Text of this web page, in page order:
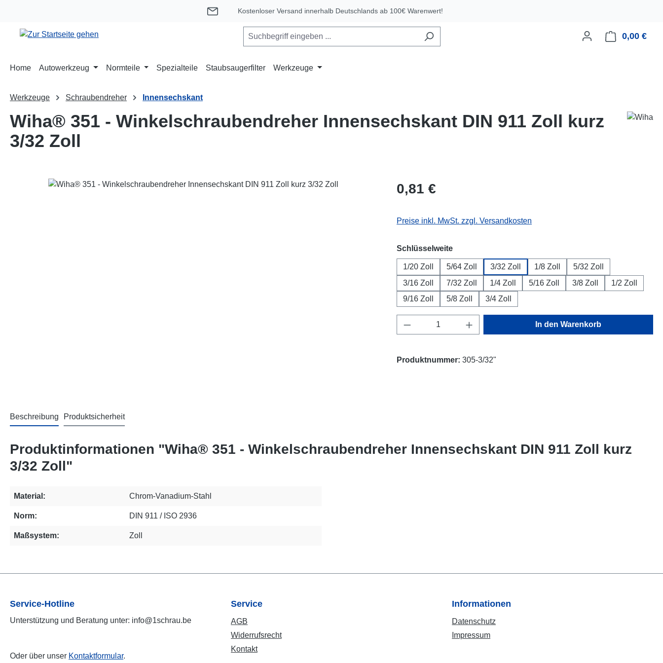
Kostenloser Versand innerhalb Deutschlands ab 100€ Warenwert!
0,00 €
Home Autowerkzeug Normteile Spezialteile Staubsaugerfilter Werkzeuge
Werkzeuge Schraubendreher Innensechskant
Wiha® 351 - Winkelschraubendreher Innensechskant DIN 911 Zoll kurz
3/32 Zoll
Bildergalerie überspringen Regulärer Preis:
0,81 €
Preise inkl. MwSt. zzgl. Versandkosten
Schlüsselweiteauswählen
1/20 Zoll 5/64 Zoll 3/32 Zoll 1/8 Zoll
5/32 Zoll
3/16 Zoll
7/32 Zoll 1/4 Zoll 5/16 Zoll 3/8 Zoll
1/2 Zoll
9/16 Zoll
5/8 Zoll 3/4 Zoll
Produkt Anzahl: Gib den gewünschten Wert ein
In den Warenkorb
Produktnummer: 305-3/32"
Beschreibung Produktsicherheit
Produktinformationen "Wiha® 351 - Winkelschraubendreher Innensechskant DIN 911 Zoll kurz
3/32 Zoll"
Material: Chrom-Vanadium-Stahl
Norm: DIN 911 / ISO 2936
Maßsystem: Zoll
Service-Hotline
Unterstützung und Beratung unter: info@1schrau.be
Oder über unser Kontaktformular.
Service
AGB
Widerrufsrecht
Kontakt
Informationen
Datenschutz
Impressum